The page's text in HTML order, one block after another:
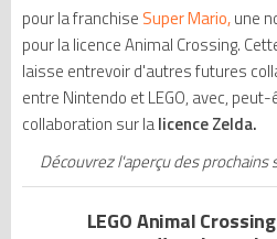
pour la franchise Super Mario,une
pour la licence Animal Crossing.
laisse entrevoir d'autres futures
entre Nintendo et LEGO, avec,
collaboration sur lalicence Zelda.
Découvrez l'aperçu des prochains
LEGO Animal